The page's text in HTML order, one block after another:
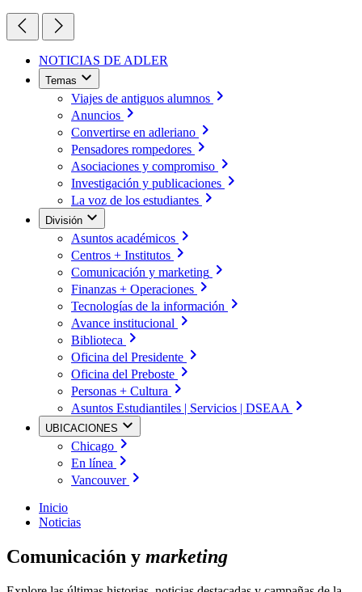
NOTICIAS DE ADLER
Temas
Viajes de antiguos alumnos
Anuncios
Convertirse en adleriano
Pensadores rompedores
Asociaciones y compromiso
Investigación y publicaciones
La voz de los estudiantes
División
Asuntos académicos
Centros + Institutos
Comunicación y marketing
Finanzas + Operaciones
Tecnologías de la información
Avance institucional
Biblioteca
Oficina del Presidente
Oficina del Preboste
Personas + Cultura
Asuntos Estudiantiles | Servicios | DSEAA
UBICACIONES
Chicago
En línea
Vancouver
Inicio
Noticias
Comunicación y marketing